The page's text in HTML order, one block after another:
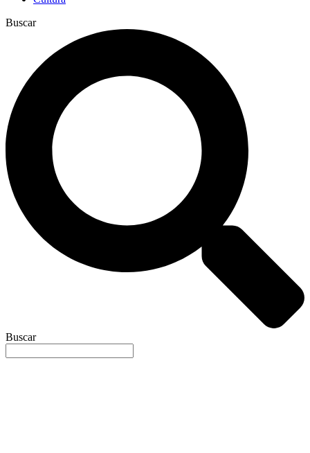
Buscar
Buscar